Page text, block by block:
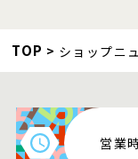
TOP ショップニ
営業